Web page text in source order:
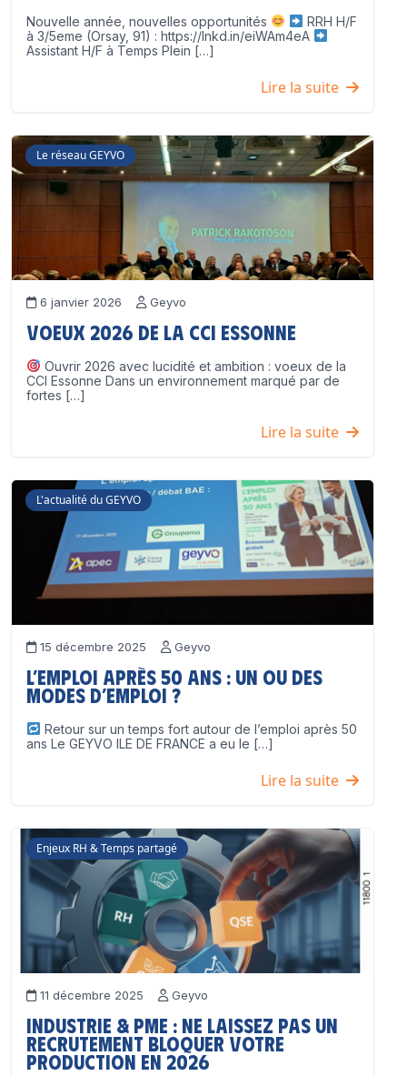
Nouvelle année, nouvelles opportunités
RRH H/F
à 3/5eme (Orsay, 91) : https://lnkd.in/eiWAm4eA
Assistant H/F à Temps Plein […]
Lire la suite
Le réseau GEYVO
6 janvier 2026 Geyvo
Voeux 2026 de la CCI Essonne
Ouvrir 2026 avec lucidité et ambition : voeux de la
CCI Essonne Dans un environnement marqué par de
fortes […]
Lire la suite
L'actualité du GEYVO
15 décembre 2025 Geyvo
L’emploi après 50 ans : un ou des
modes d’emploi ?
Retour sur un temps fort autour de l’emploi après 50
ans Le GEYVO ILE DE FRANCE a eu le […]
Lire la suite
Enjeux RH & Temps partagé
11 décembre 2025 Geyvo
Industrie & PME : ne laissez pas un
recrutement bloquer votre
production en 2026